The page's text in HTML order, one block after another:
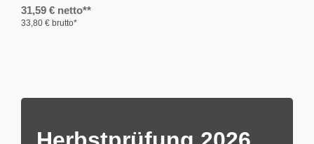
31,59 € netto**
33,80 € brutto*